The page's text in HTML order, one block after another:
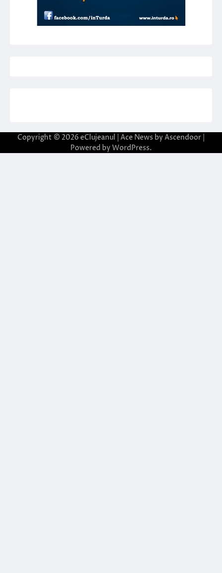
Copyright © 2026 eClujeanul | Ace News by Ascendoor
Powered by WordPress.